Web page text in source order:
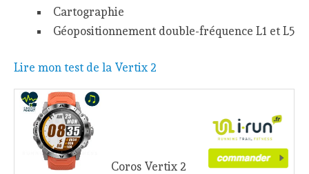
Cartographie
Géopositionnement double-fréquence L1 et L5
Lire mon test de la Vertix 2
Coros Vertix 2